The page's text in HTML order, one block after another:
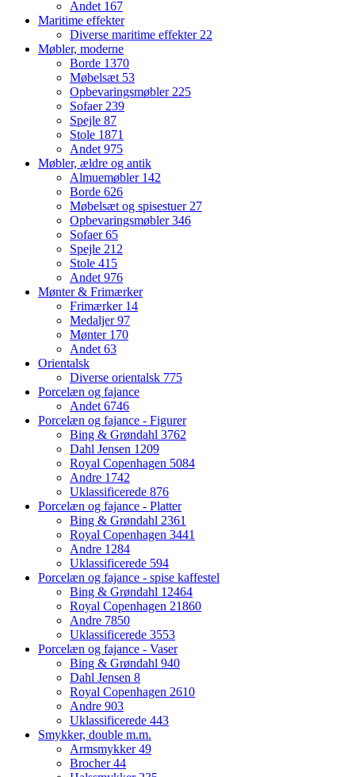
Andet 167
Maritime effekter
Diverse maritime effekter22
Møbler, moderne
Borde 1370
Møbelsæt 53
Opbevaringsmøbler225
Sofaer239
Spejle 87
Stole 1871
Andet975
Møbler, ældre og antik
Almuemøbler 142
Borde 626
Møbelsæt og spisestuer27
Opbevaringsmøbler346
Sofaer65
Spejle 212
Stole 415
Andet976
Mønter & Frimærker
Frimærker 14
Medaljer97
Mønter 170
Andet63
Orientalsk
Diverse orientalsk 775
Porcelæn og fajance
Andet6746
Porcelæn og fajance - Figurer
Bing & Grøndahl 3762
Dahl Jensen 1209
Royal Copenhagen 5084
Andre 1742
Uklassificerede 876
Porcelæn og fajance - Platter
Bing & Grøndahl 2361
Royal Copenhagen 3441
Andre 1284
Uklassificerede 594
Porcelæn og fajance - spise kaffestel
Bing & Grøndahl 12464
Royal Copenhagen 21860
Andre 7850
Uklassificerede 3553
Porcelæn og fajance - Vaser
Bing & Grøndahl 940
Dahl Jensen 8
Royal Copenhagen 2610
Andre 903
Uklassificerede 443
Smykker, double m.m.
Armsmykker49
Brocher44